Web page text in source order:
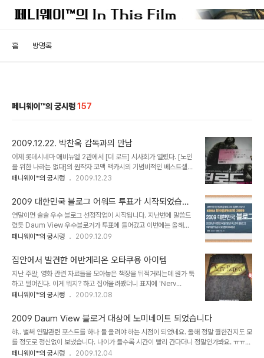
홈 방명록
페니웨이™의 궁시렁157
2009.12.22. 박찬욱 감독과의 만남
어제 롯데시네마 애비뉴엘 2관에서 [더 로드] 시사회가 열렸다. [노인
을 위한 나라는 없다]의 원작자 코맥 맥카시의 기념비적인 베스트셀러
를 영화화한 작품이라 기대치가 한창 달아오른차에 관람할 기회를 얻
아 영화가 시작되길 기다리고 있는데, 상영직전 어디선가 많이 본 사람
이 얼굴을 반쯤 가린채 들어와 앉는 것이다. 순간 감이 왔다. '박찬욱
감독이다!' 얼굴까지 가리며 조용히 들어온 심정을 모르는건 아니지만
그래도 내가 이런 기회를 놓칠 수 있나. 하필 노트를 들고 온게 없어서
에라 모르겠다. 읽으려고 집에서 들고온 영화관련서적을 들고가서 내
히 웃으며 기꺼이 해주겠다는..
페니웨이™의 궁시렁 2009.12.23
2009 대한민국 블로그 어워드 투표가 시작되었습니
다.
연말이면 슬슬 우수 블로그 선정작업이 시작됩니다. 지난번에 말씀드
렸듯 Daum View 우수블로거가 투표에 들어갔고 이번에는 올해부
터 새롭게 시작하는 2009 대한민국 블로그 어워드가 투표를 시작했
Blogaward 2009). 한국블로그산업협회(KBBA)와 한국언론재단
이 공동으로 주관하는 시상식인데요, 12월 8일부터 12월 31일까지
부문당 1개, 총 5개 블로그를 투표하는 방식으로 진행됩니다. 저는 이
번에 문화/예술 부분에 노미네이트 되었구요, 언젠가도 말씀드렸듯 이
런 기회는 좀처럼 오지 않을 듯 합니다. ㅠㅠ 상품도 푸짐하군요. 대상
당의 경품. 인기상(최다득표순 10명)은..
페니웨이™의 궁시렁 2009.12.09
집안에서 발견한 에반게리온 오타쿠용 아이템
지난 주말, 영화 관련 자료들을 모아놓은 책장을 뒤적거리는데 뭔가 툭
하고 떨어진다. 이게 뭐지? 하고 집어올려봤더니 표지에 'Nerv
Report'라고 쓰여있다. 네르프 리포트? 헉. 예전 뉴타입 한국어판 99
부록만 따로 남겨두었었나 보다. DVD북클릿 크기의 36페이지로 구
성된 작은 소책자인데, 등장인물과 메카닉, 사도, 그리고 전 에피소드
의 내용이 요약된 알짜배기다. 헐... 이거 이거 완전 에바 덕후용 아이
템이잖아! .......근데 내가 왜 이걸 여태 갖고 있는거지? ㅡㅡ;;;
페니웨이™의 궁시렁 2009.12.08
2009 Daum View 블로거 대상에 노미네이트 되었습니다
햐.. 벌써 연말관련 포스트를 하나 둘 올려야 하는 시점이 되었네요. 올해 정말 뭘한건지도 모
를 정도로 정신없이 보냈습니다. 나이가 들수록 시간이 빨리 간다더니 정말인가봐요. ㅠㅠ
어쨌거나 한가지 알려드릴 소식은 2009 Daum View 블로거 대상 후보에 올랐다는 소식
페니웨이™의 궁시렁 2009.12.04